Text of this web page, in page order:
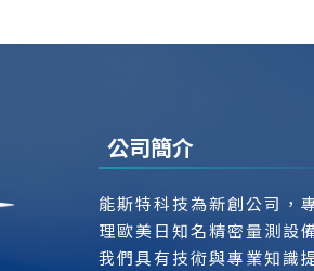
公司簡介
能斯特科技為新創公司，
理歐美日知名精密量測設
我們具有技術與專業知識